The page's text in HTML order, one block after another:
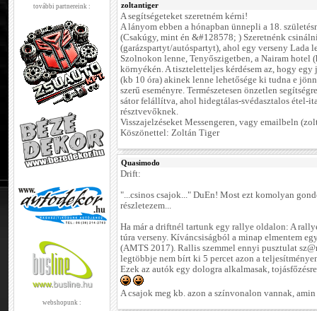
további partnereink :
webshopunk :
zoltantiger
A segítségeteket szeretném kérni!
A lányom ebben a hónapban ünnepli a 18.
(Csakúgy, mint én &#128578; ) Szeretnénk
(garázspartyt/autóspartyt), ahol egy verseny Lada
Szolnokon lenne, Tenyőszigetben, a Nairam hotel
környékén. A tiszteletteljes kérdésem az, hogy
(kb 10 óra) akinek lenne lehetősége ki tudna e
szerű eseményre. Természetesen önzetlen
sátor felállítva, ahol hidegtálas-svédasztalos étel-
résztvevőknek.
Visszajelzéseket Messengeren, vagy emailbeln
Köszönettel: Zoltán Tiger
Quasimodo
Drift:
"...csinos csajok..." DuEn! Most ezt komolyan
részletezem...
Ha már a driftnél tartunk egy rallye oldalon: A
túra verseny. Kíváncsiságból a minap elmentem
(AMTS 2017). Rallis szemmel ennyi pusztulat
legtöbbje nem bírt ki 5 percet azon a
Ezek az autók egy dologra alkalmasak,
A csajok meg kb. azon a színvonalon vannak,